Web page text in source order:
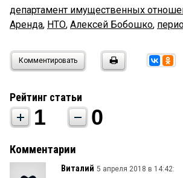
департамент имущественных
Аренда, НТО, Алексей Бобошко,
Комментировать
Рейтинг статьи
1 0
Комментарии
Виталий 5 апреля 2018 в 14:42: